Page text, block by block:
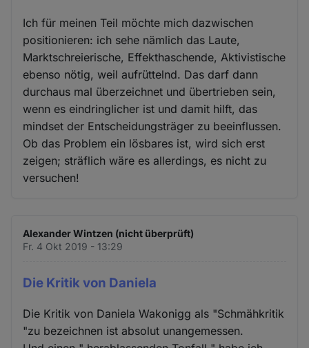
Ich für meinen Teil möchte mich dazwischen
positionieren: ich sehe nämlich das Laute,
Marktschreierische, Effekthaschende, Aktivistische
ebenso nötig, weil aufrüttelnd. Das darf dann
durchaus mal überzeichnet und übertrieben sein,
wenn es eindringlicher ist und damit hilft, das
mindset der Entscheidungsträger zu beeinflussen.
Ob das Problem ein lösbares ist, wird sich erst
zeigen; sträflich wäre es allerdings, es nicht zu
versuchen!
Alexander Wintzen (nicht überprüft)
Fr. 4 Okt 2019 - 13:29
Die Kritik von Daniela
Die Kritik von Daniela Wakonigg als "Schmähkritik
"zu bezeichnen ist absolut unangemessen.